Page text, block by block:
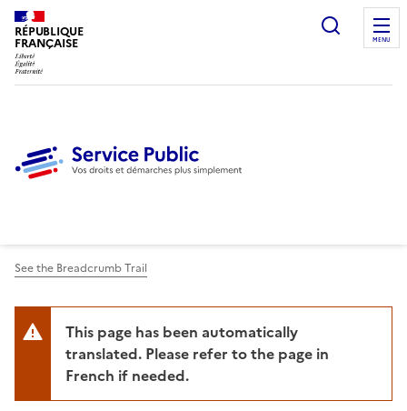
RÉPUBLIQUE
FRANÇAISE
Ouvrir
MENU
See the Breadcrumb Trail
This page has been automatically
translated. Please refer to the page in
French if needed.